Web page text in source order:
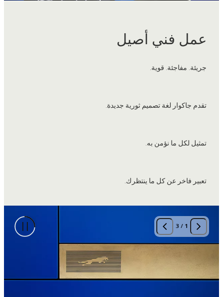
عمل فني أصيل
جريئة. مفاجئة. قوية.
تقدم جاكوار لغة تصميم ثورية جديدة.
تمثيل لكل ما نؤمن به.
تعبير فاخر عن كل ما ينتظرك.
1
/
3